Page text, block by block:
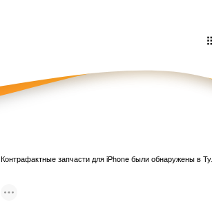
Контрафактные запчасти для iPhone были обнаружены в